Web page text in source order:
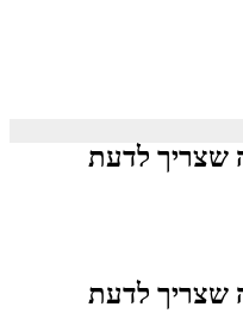
שצריך לדעת
שצריך לדעת